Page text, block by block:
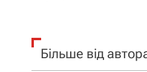
Більше від